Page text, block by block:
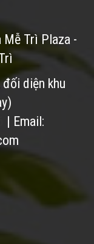
Mễ Trì Plaza -
diện khu
| Email: